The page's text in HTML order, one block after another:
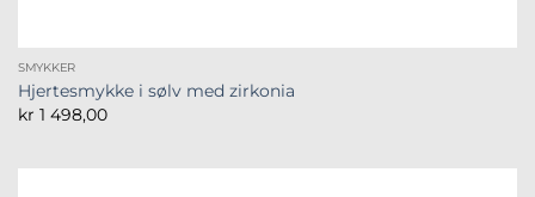
SMYKKER
Hjertesmykke i sølv med zirkonia
kr 1 498,00